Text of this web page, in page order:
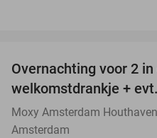
Overnachting voor 2
welkomstdrankje +
Moxy Amsterdam
Amsterdam